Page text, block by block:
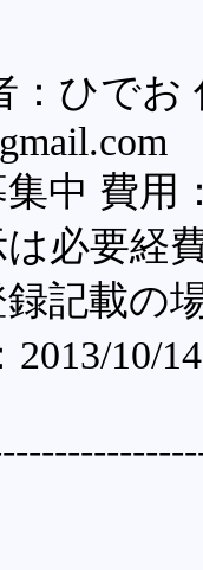
でお
中 費用
必要経
録記載の
2013/10/14